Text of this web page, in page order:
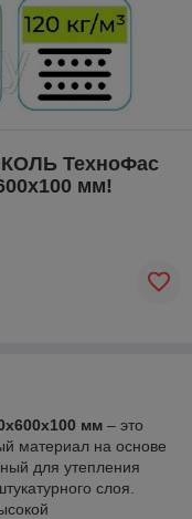
ТехноФас
мм!
мм – это
материал на основе
для утепления
слоя.